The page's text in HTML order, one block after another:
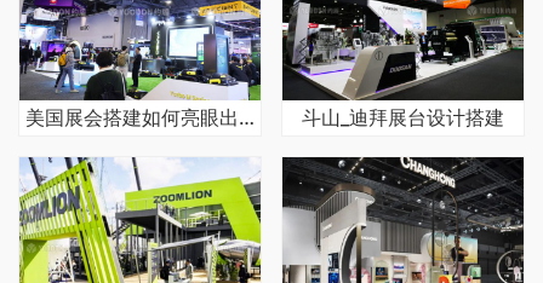
美国展会搭建如何亮眼出众：个性、科技与体验并驱 斗山_迪拜展台设计搭建